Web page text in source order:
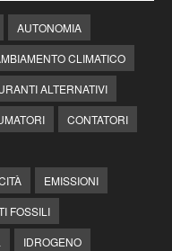
AUTONOMIA
CLIMATICO
ALTERNATIVI
CONTATORI
EMISSIONI
FOSSILI
IDROGENO